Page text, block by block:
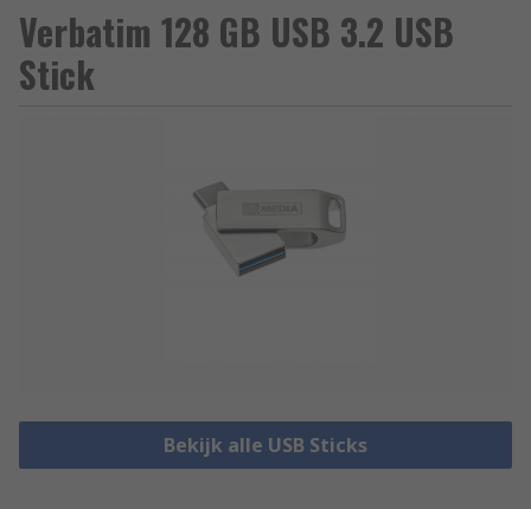
Verbatim 128 GB USB 3.2 USB
Stick
Bekijk alle USB Sticks